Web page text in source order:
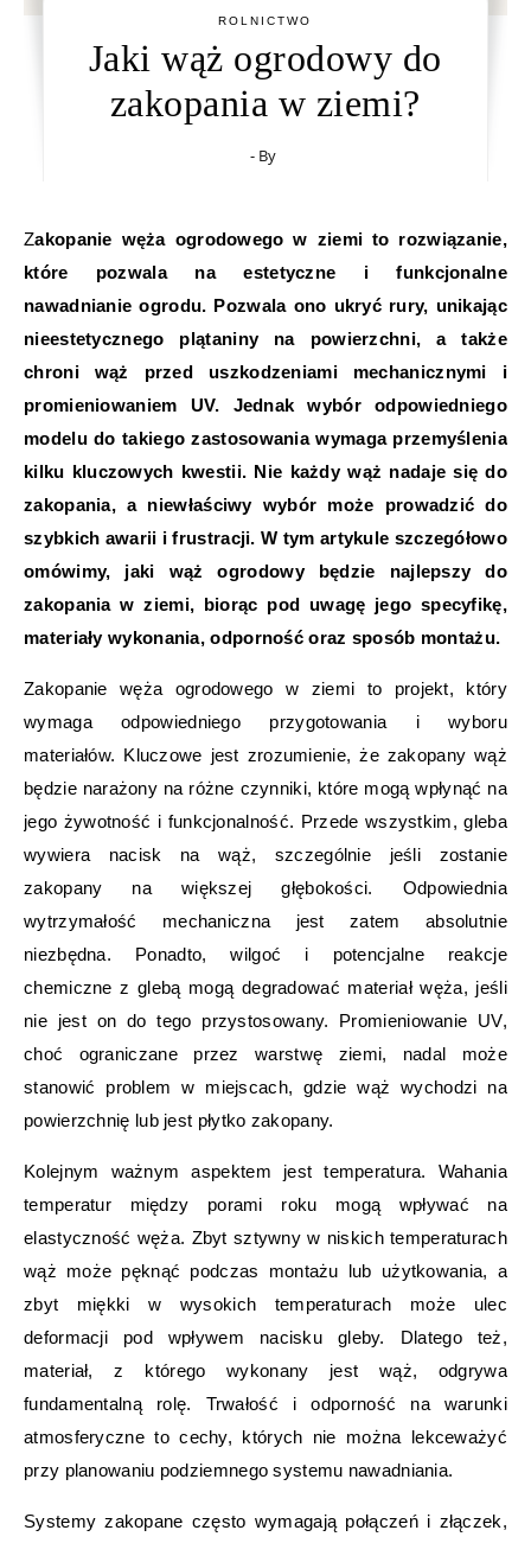
ROLNICTWO
Jaki wąż ogrodowy do
zakopania w ziemi?
- By
Zakopanie węża ogrodowego w ziemi to rozwiązanie,
które pozwala na estetyczne i funkcjonalne
nawadnianie ogrodu. Pozwala ono ukryć rury, unikając
nieestetycznego plątaniny na powierzchni, a także
chroni wąż przed uszkodzeniami mechanicznymi i
promieniowaniem UV. Jednak wybór odpowiedniego
modelu do takiego zastosowania wymaga przemyślenia
kilku kluczowych kwestii. Nie każdy wąż nadaje się do
zakopania, a niewłaściwy wybór może prowadzić do
szybkich awarii i frustracji. W tym artykule szczegółowo
omówimy, jaki wąż ogrodowy będzie najlepszy do
zakopania w ziemi, biorąc pod uwagę jego specyfikę,
materiały wykonania, odporność oraz sposób montażu.
Zakopanie węża ogrodowego w ziemi to projekt, który
wymaga odpowiedniego przygotowania i wyboru
materiałów. Kluczowe jest zrozumienie, że zakopany wąż
będzie narażony na różne czynniki, które mogą wpłynąć na
jego żywotność i funkcjonalność. Przede wszystkim, gleba
wywiera nacisk na wąż, szczególnie jeśli zostanie
zakopany na większej głębokości. Odpowiednia
wytrzymałość mechaniczna jest zatem absolutnie
niezbędna. Ponadto, wilgoć i potencjalne reakcje
chemiczne z glebą mogą degradować materiał węża, jeśli
nie jest on do tego przystosowany. Promieniowanie UV,
choć ograniczane przez warstwę ziemi, nadal może
stanowić problem w miejscach, gdzie wąż wychodzi na
powierzchnię lub jest płytko zakopany.
Kolejnym ważnym aspektem jest temperatura. Wahania
temperatur między porami roku mogą wpływać na
elastyczność węża. Zbyt sztywny w niskich temperaturach
wąż może pęknąć podczas montażu lub użytkowania, a
zbyt miękki w wysokich temperaturach może ulec
deformacji pod wpływem nacisku gleby. Dlatego też,
materiał, z którego wykonany jest wąż, odgrywa
fundamentalną rolę. Trwałość i odporność na warunki
atmosferyczne to cechy, których nie można lekceważyć
przy planowaniu podziemnego systemu nawadniania.
Systemy zakopane często wymagają połączeń i złączek,